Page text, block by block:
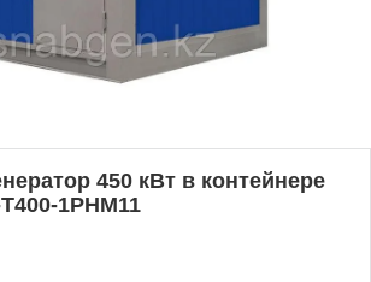
450 кВт в контейнере
1РНМ11